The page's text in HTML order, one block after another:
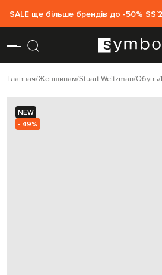
SALE ще більше брендів до -50%
Главная Женщинам Stuart Weitzman Обувь
NEW
- 49%